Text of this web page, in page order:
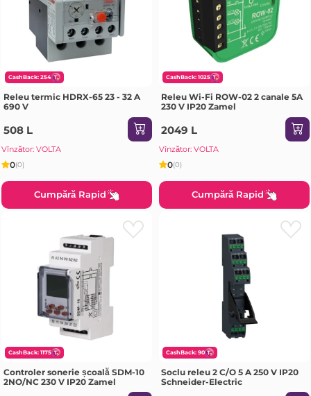
CashBack: 254
Releu termic HDRX-65 23 - 32 A
690 V
508 L
Vînzător: VOLTA
0(0)
Cumpără Rapid
CashBack: 1025
Releu Wi-Fi ROW-02 2 canale 5A
230 V IP20 Zamel
2049 L
Vînzător: VOLTA
0(0)
Cumpără Rapid
CashBack: 1175
Controler sonerie școală SDM-10
2NO/NC 230 V IP20 Zamel
CashBack: 90
Soclu releu 2 C/O 5 A 250 V IP20
Schneider-Electric